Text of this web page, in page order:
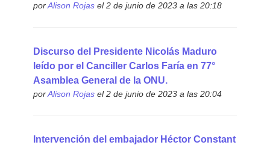
porAlison Rojasel 2 de junio de 2023 a las 20:18
Discurso del Presidente Nicolás Maduro
leído por el Canciller Carlos Faría en 77°
Asamblea General de la ONU.
porAlison Rojasel 2 de junio de 2023 a las 20:04
Intervención del embajador Héctor Constant